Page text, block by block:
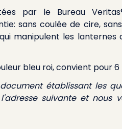
par le Bureau
sans coulée de cire,
manipulent les lanternes
bleu roi, convient pour 6
établissant les
suivante et nous